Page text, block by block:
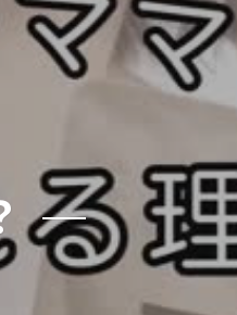
耳つぼ
生活習慣
食事指導